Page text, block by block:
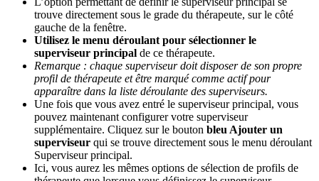
trouve directement sous le grade du thérapeute, sur le côté
gauche de la fenêtre.
Utilisez le menu déroulant pour sélectionner le
superviseur principal de ce thérapeute.
Remarque : chaque superviseur doit disposer de son propre
profil de thérapeute et être marqué comme actif pour
apparaître dans la liste déroulante des superviseurs.
Une fois que vous avez entré le superviseur principal, vous
pouvez maintenant configurer votre superviseur
supplémentaire. Cliquez sur le bouton bleu Ajouter un
superviseur qui se trouve directement sous le menu déroulant
Superviseur principal.
Ici, vous aurez les mêmes options de sélection de profils de